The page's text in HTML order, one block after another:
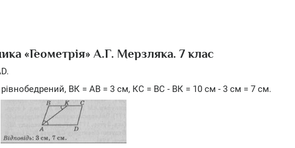
«Геометрія» А.Г. Мерзляка. 7 клас
ВК = АВ = 3 см, КС = ВС - ВК = 10 см - 3 см = 7 см.